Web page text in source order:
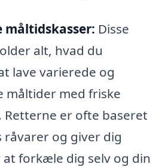
måltidskasser: Disse
alt, hvad du
lave varierede og
måltider med friske
Retterne er ofte baseret
råvarer og giver dig
forkæle dig selv og din